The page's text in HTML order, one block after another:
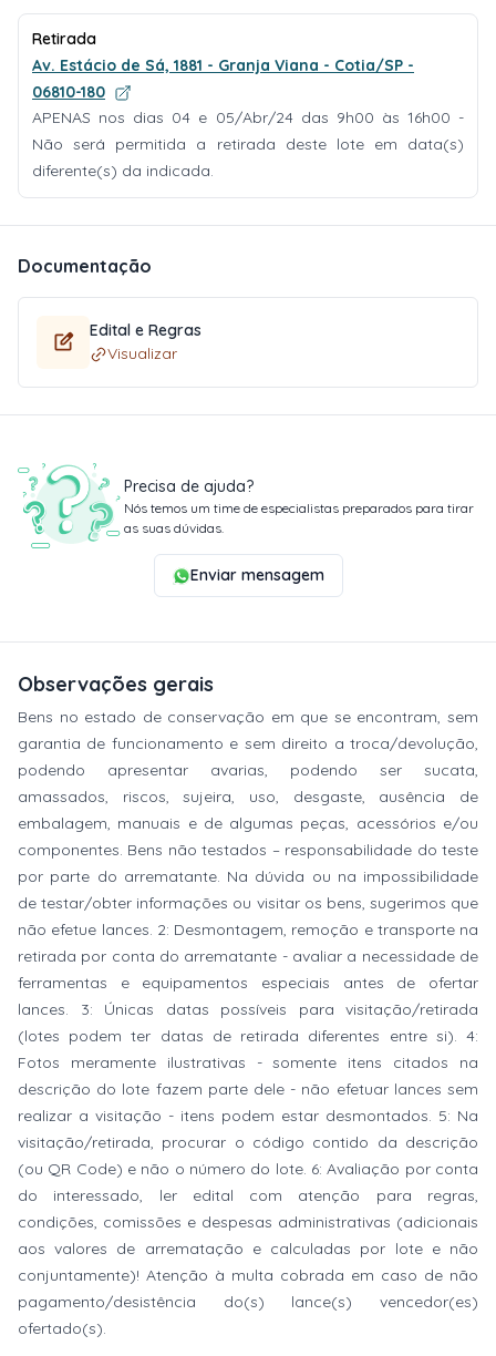
Retirada
Av. Estácio de Sá, 1881 - Granja Viana - Cotia/SP -
06810-180
APENAS nos dias 04 e 05/Abr/24 das 9h00 às 16h00 -
Não será permitida a retirada deste lote em data(s)
diferente(s) da indicada.
Documentação
Edital e Regras
Visualizar
Precisa de ajuda?
Nós temos um time de especialistas preparados para tirar
as suas dúvidas.
Enviar mensagem
Observações gerais
Bens no estado de conservação em que se encontram, sem
garantia de funcionamento e sem direito a troca/devolução,
podendo apresentar avarias, podendo ser sucata,
amassados, riscos, sujeira, uso, desgaste, ausência de
embalagem, manuais e de algumas peças, acessórios e/ou
componentes. Bens não testados – responsabilidade do teste
por parte do arrematante. Na dúvida ou na impossibilidade
de testar/obter informações ou visitar os bens, sugerimos que
não efetue lances. 2: Desmontagem, remoção e transporte na
retirada por conta do arrematante - avaliar a necessidade de
ferramentas e equipamentos especiais antes de ofertar
lances. 3: Únicas datas possíveis para visitação/retirada
(lotes podem ter datas de retirada diferentes entre si). 4:
Fotos meramente ilustrativas - somente itens citados na
descrição do lote fazem parte dele - não efetuar lances sem
realizar a visitação - itens podem estar desmontados. 5: Na
visitação/retirada, procurar o código contido da descrição
(ou QR Code) e não o número do lote. 6: Avaliação por conta
do interessado, ler edital com atenção para regras,
condições, comissões e despesas administrativas (adicionais
aos valores de arrematação e calculadas por lote e não
conjuntamente)! Atenção à multa cobrada em caso de não
pagamento/desistência do(s) lance(s) vencedor(es)
ofertado(s).